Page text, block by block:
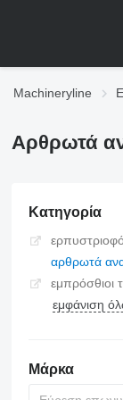
Machineryline
Αρθρωτά
Κατηγορία
αρθρωτά
εμπρόσθιοι
εμφάνιση
Μάρκα